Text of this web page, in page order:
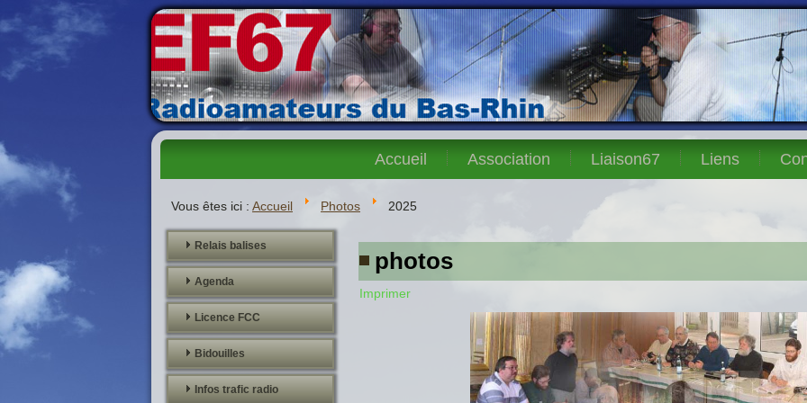
Accueil Association Liaison67 Liens
Vous êtes ici : Accueil Photos 2025
Relais balises
Agenda
Licence FCC
Bidouilles
Infos trafic radio
photos
Imprimer